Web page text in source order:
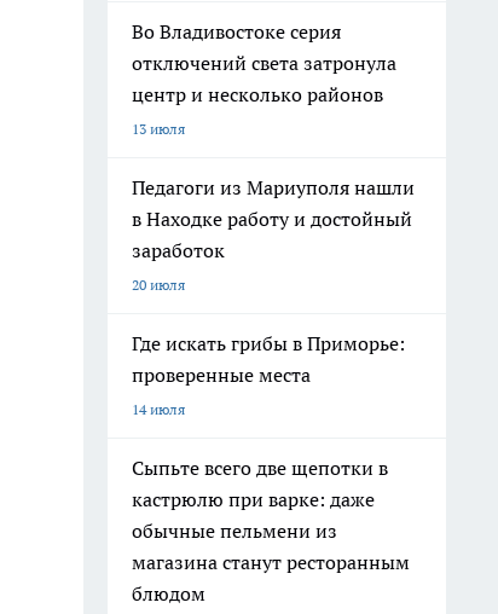
Во Владивостоке серия
отключений света затронула
центр и несколько районов
13 июля
Педагоги из Мариуполя нашли
в Находке работу и достойный
заработок
20 июля
Где искать грибы в Приморье:
проверенные места
14 июля
Сыпьте всего две щепотки в
кастрюлю при варке: даже
обычные пельмени из
магазина станут ресторанным
блюдом